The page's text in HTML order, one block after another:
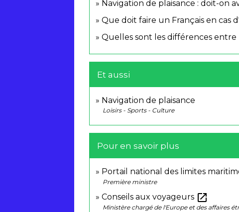
Navigation de plaisance : doit-on
Que doit faire un Français en cas
Quelles sont les différences
Et aussi
Navigation de plaisance
Loisirs - Sports - Culture
Pour en savoir plus
Portail national des limites
Première ministre
Conseils aux voyageurs open_in_new
Ministère chargé de l'Europe et des affaires